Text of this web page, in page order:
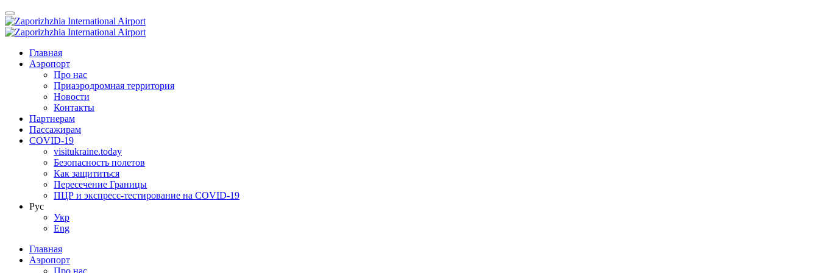
Главная
Аэропорт
Про нас
Приаэродромная территория
Новости
Контакты
Партнерам
Пассажирам
COVID-19
visitukraine.today
Безопасность полетов
Как защититься
Пересечение Границы
ПЦР и экспресс-тестирование на COVID-19
Рус
Укр
Eng
Главная
Аэропорт
Про нас